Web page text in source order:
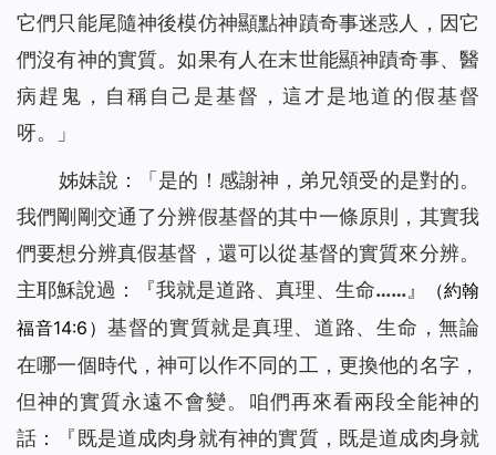
它們只能尾隨神後模仿神顯點神蹟奇事迷惑人，因它
們沒有神的實質。如果有人在末世能顯神蹟奇事、醫
病趕鬼，自稱自己是基督，這才是地道的假基督
呀。」
姊妹說：「是的！感謝神，弟兄領受的是對的。
我們剛剛交通了分辨假基督的其中一條原則，其實我
們要想分辨真假基督，還可以從基督的實質來分辨。
主耶穌說過：『我就是道路、真理、生命…… 』
（約翰
福音14:6） 基督的實質就是真理、道路、生命，無論
在哪一個時代，神可以作不同的工，更換他的名字，
但神的實質永遠不會變。咱們再來看兩段全能神的
話：『 既是道成肉身就有神的實質，既是道成肉身就